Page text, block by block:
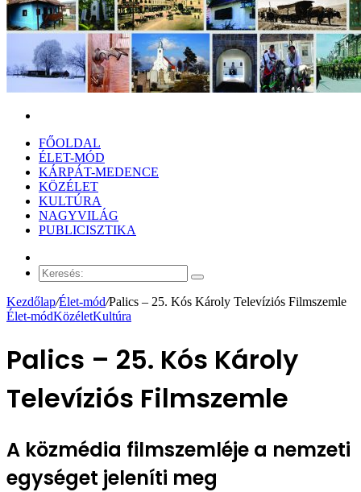
FŐOLDAL
ÉLET-MÓD
KÁRPÁT-MEDENCE
KÖZÉLET
KULTÚRA
NAGYVILÁG
PUBLICISZTIKA
cikk
Keresés:
Kezdőlap/Élet-mód/Palics – 25. Kós Károly Televíziós Filmszemle
Élet-módKözéletKultúra
Palics – 25. Kós Károly
Televíziós Filmszemle
A közmédia filmszemléje a nemzeti
egységet jeleníti meg